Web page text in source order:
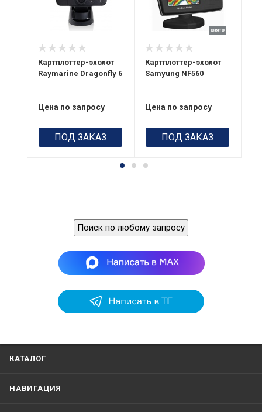
угол 25°,
частота 200 кГц;
угол 60°,
частота 350 кГц
GPS
50-ти
640 г
Картплоттер-эхолот
Raymarine Dragonfly 6
Цена по запросу
ПОД ЗАКАЗ
Дисплей
Цветной TFT
мощность
600 Вт RMS
Потребление
(без подсветки),
(полная
подсветка)
Картплоттер-эхолот
Samyung NF560
Цена по запросу
ПОД ЗАКАЗ
Поиск по любому запросу
КАТАЛОГ
НАВИГАЦИЯ